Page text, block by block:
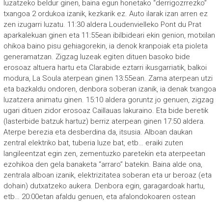
luzatzeko beldur ginen, baina egun honetako “derrigozrrezko”
txangoa 2 ordukoa izanik, kezkarik ez. Auto ilarak izan arren ez
zen izugarri luzatu. 11:30 aldera Loudenvielleko Pont du Prat
aparkalekuan ginen eta 11:55ean ibilbideari ekin genion, motxilan
ohikoa baino pisu gehiagorekin, ia denok kranpoiak eta pioleta
generamatzan. Zigzag luzeak egiten dituen basoko bide
erosoaz altuera hartu eta Clarabide eztarri ikusgarriatik, balkoi
modura, La Soula aterpean ginen 13:55ean. Zama aterpean utzi
eta bazkaldu ondoren, denbora soberan izanik, ia denak txangoa
luzatzera animatu ginen. 15:10 aldera goruntz jo genuen, zigzag
ugari dituen zidor erosoaz Caillauas lakuraino. Eta bide beretik
(lasterbide batzuk hartuz) berriz aterpean ginen 17:50 aldera.
Aterpe berezia eta desberdina da, itsusia. Alboan daukan
zentral elektriko bat, tuberia luze bat, etb… eraiki zuten
langileentzat egin zen, zementuzko paretekin eta aterpeetan
ezohikoa den gela banaketa “arraro” batekin. Baina alde ona,
zentrala alboan izanik, elektrizitatea soberan eta ur beroaz (eta
dohain) dutxatzeko aukera. Denbora egin, garagardoak hartu,
etb… 20:00etan afaldu genuen, eta afalondokoaren ostean